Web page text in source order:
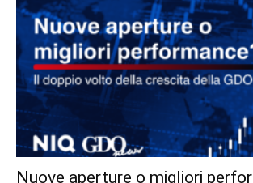
Nuove aperture o migliori